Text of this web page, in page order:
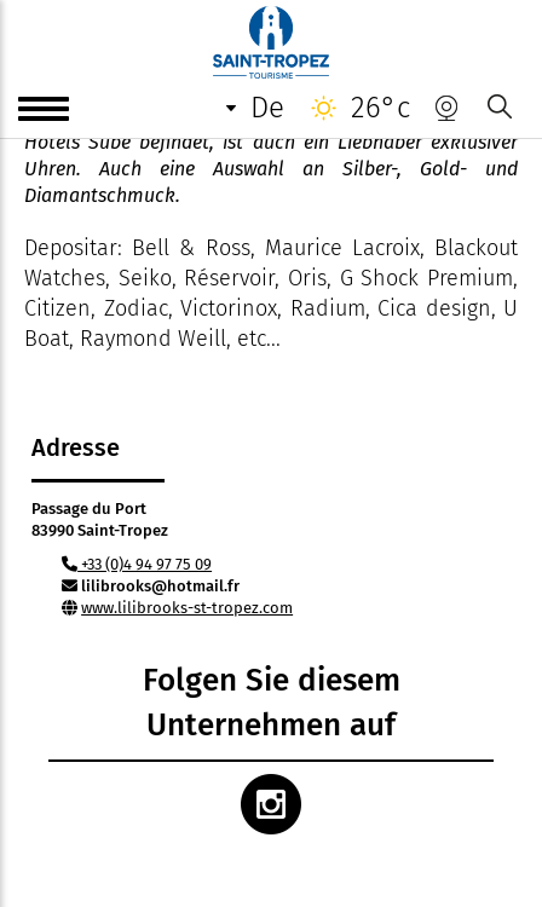
de 26°c
Lili Brooks
Dieser Juwelier, der sich seit 1997 in der Passage des
Hotels Sube befindet, ist auch ein Liebhaber exklusiver
Uhren. Auch eine Auswahl an Silber-, Gold- und
Diamantschmuck.
Depositar: Bell & Ross, Maurice Lacroix, Blackout
Watches, Seiko, Réservoir, Oris, G Shock Premium,
Citizen, Zodiac, Victorinox, Radium, Cica design, U
Boat, Raymond Weill, etc...
Adresse
Passage du Port
83990 Saint-Tropez
+33 (0)4 94 97 75 09
lilibrooks@hotmail.fr
www.lilibrooks-st-tropez.com
Folgen Sie diesem
Unternehmen auf